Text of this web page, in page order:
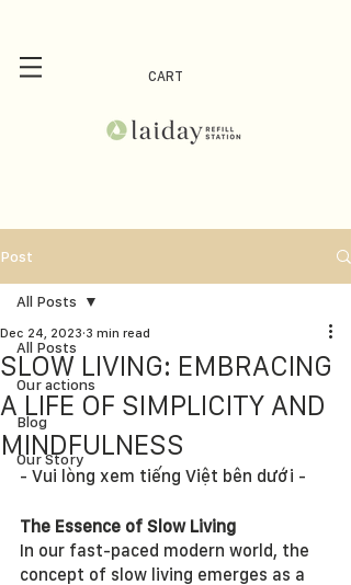
CART
Post
All Posts
Our actions
Blog
Our Story
All Posts
SLOW LIVING: EMBRACING
A LIFE OF SIMPLICITY AND
MINDFULNESS
Dec 24, 2023 3 min read
- Vui lòng xem tiếng Việt bên dưới -
The Essence of Slow Living
In our fast-paced modern world, the
concept of slow living emerges as a